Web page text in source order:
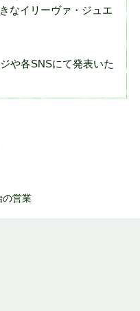
なイリーヴァ・ジュエ
や各SNSにて発表いた
の営業